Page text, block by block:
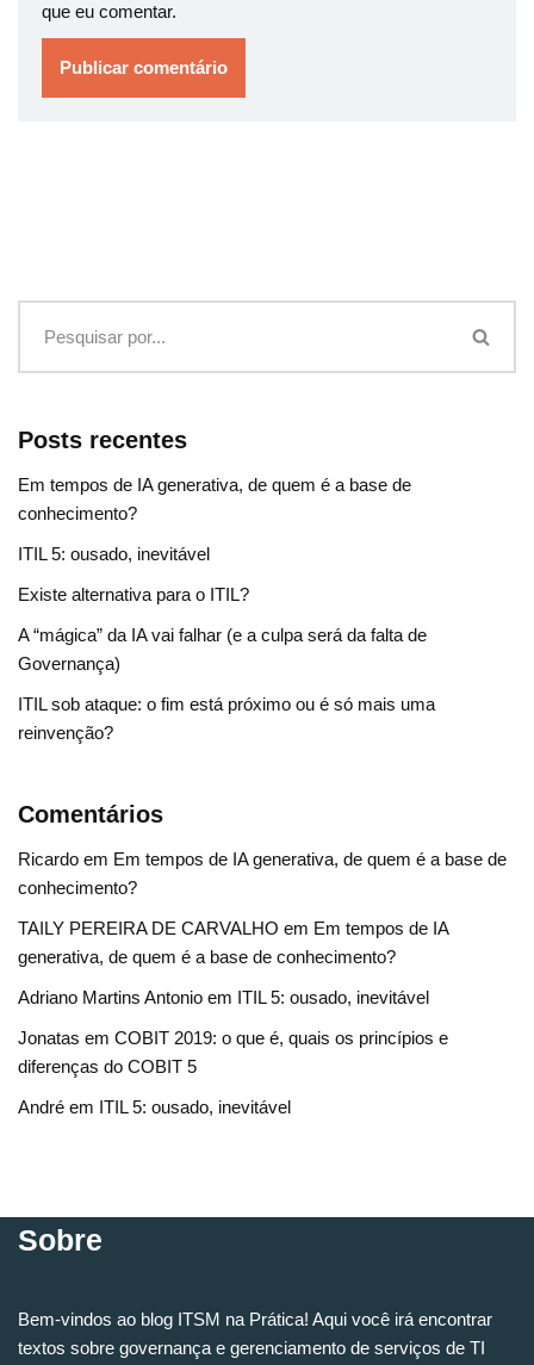
que eu comentar.
Posts recentes
Em tempos de IA generativa, de quem é a base de
conhecimento?
ITIL 5: ousado, inevitável
Existe alternativa para o ITIL?
A “mágica” da IA vai falhar (e a culpa será da falta de
Governança)
ITIL sob ataque: o fim está próximo ou é só mais uma
reinvenção?
Comentários
Ricardo em Em tempos de IA generativa, de quem é a base de
conhecimento?
TAILY PEREIRA DE CARVALHO em Em tempos de IA
generativa, de quem é a base de conhecimento?
Adriano Martins Antonio em ITIL 5: ousado, inevitável
Jonatas em COBIT 2019: o que é, quais os princípios e
diferenças do COBIT 5
André em ITIL 5: ousado, inevitável
Sobre
Bem-vindos ao blog ITSM na Prática! Aqui você irá encontrar
textos sobre governança e gerenciamento de serviços de TI